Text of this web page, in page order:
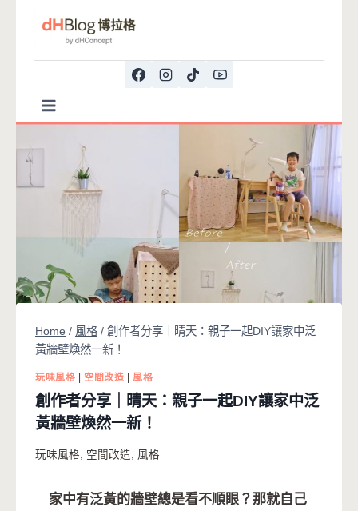
Home / 風格 / 創作者分享｜晴天：親子一起DIY讓家中泛
黃牆壁煥然一新！
玩味風格 空間改造 |風格
創作者分享｜晴天：親子一起DIY讓家中泛
黃牆壁煥然一新！
玩味風格 空間改造 風格
家中有泛黃的牆壁總是看不順眼？那就自己